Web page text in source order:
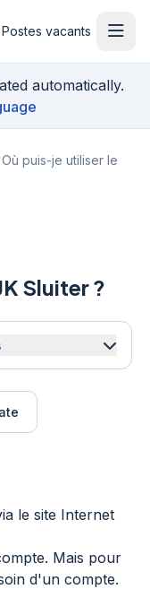
Postes vacants
automatically.
Où puis-je utiliser le
Sluiter ?
le site Internet
Mais pour
d'un compte.